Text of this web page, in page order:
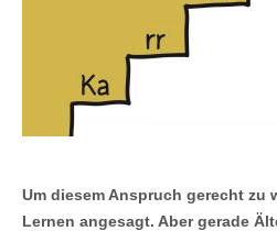
Um diesem Anspruch gerecht zu
Lernen angesagt. Aber gerade